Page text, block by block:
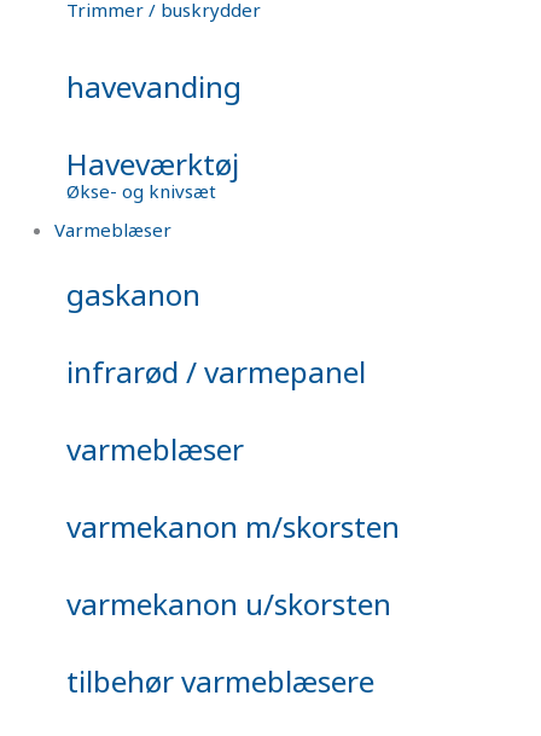
Trimmer / buskrydder
havevanding
Haveværktøj
Økse- og knivsæt
Varmeblæser
gaskanon
infrarød / varmepanel
varmeblæser
varmekanon m/skorsten
varmekanon u/skorsten
tilbehør varmeblæsere